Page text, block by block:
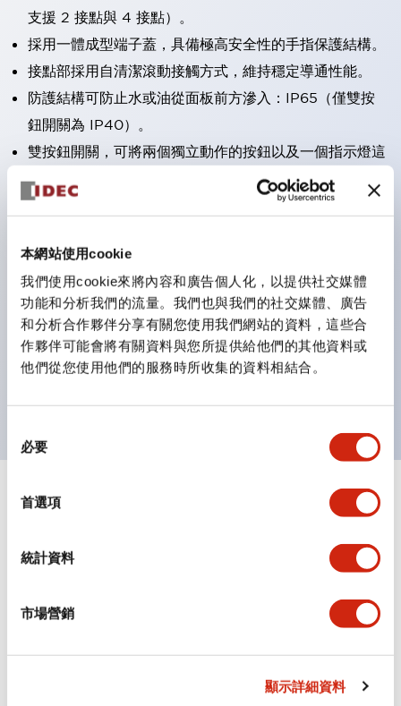
本網站使用cookie
我們使用cookie來將內容和廣告個人化，以提供社交媒體
功能和分析我們的流量。我們也與我們的社交媒體、廣告
和分析合作夥伴分享有關您使用我們網站的資料，這些合
作夥伴可能會將有關資料與您所提供給他們的其他資料或
他們從您使用他們的服務時所收集的資料相結合。
必要
首選項
統計資料
市場營銷
顯示詳細資料
支援 2 接點與 4 接點）。
採用一體成型端子蓋，具備極高安全性的手指保護結構。
接點部採用自清潔滾動接觸方式，維持穩定導通性能。
防護結構可防止水或油從面板前方滲入：IP65（僅雙按
鈕開關為 IP40）。
雙按鈕開關，可將兩個獨立動作的按鈕以及一個指示燈這
三種功能集結於一顆開關。
完整支援全球各地需求的多種電壓規格。
需分色管理的 LED 燈泡，如今可用單一顆燈泡呈現多種
顏色。
支援色彩通用設計（CUD）：可清楚辨識正方平頭形指
示燈的亮燈/熄燈狀態，以及點燈時的顏色識別。
符合 ISO 3864-4 安全色規範：在危險或緊急狀況下，
規格 顯示全部 +